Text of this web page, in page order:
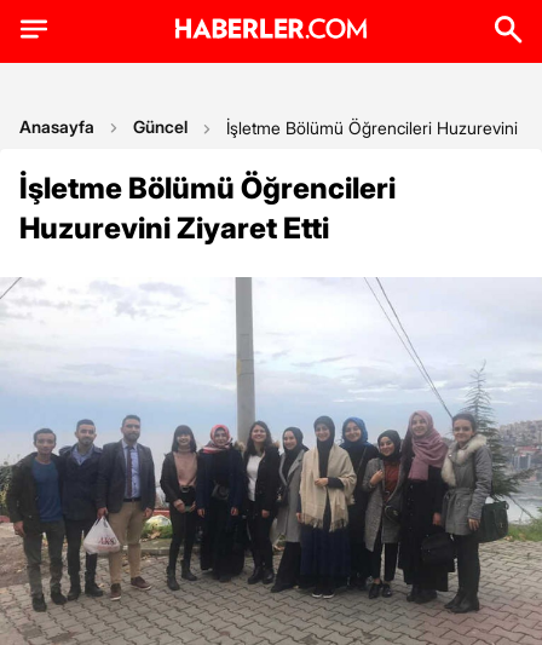
Anasayfa Güncel İşletme Bölümü Öğrencileri Huzurevini
İşletme Bölümü Öğrencileri
Huzurevini Ziyaret Etti